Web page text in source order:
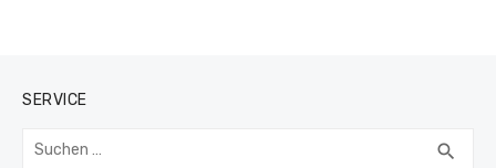
SERVICE
Suchen
search